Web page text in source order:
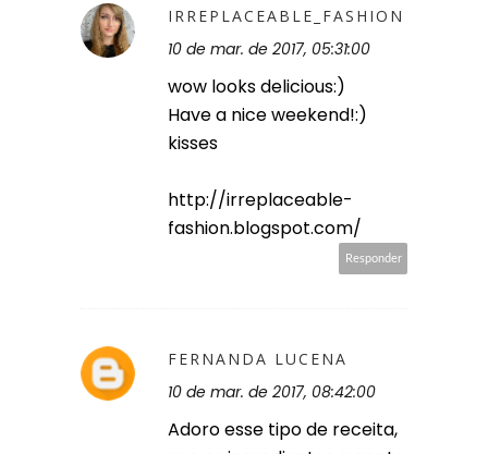
IRREPLACEABLE_FASHION
10 de mar. de 2017, 05:31:00
wow looks delicious:)
Have a nice weekend!:)
kisses
http://irreplaceable-
fashion.blogspot.com/
Responder
FERNANDA LUCENA
10 de mar. de 2017, 08:42:00
Adoro esse tipo de receita,